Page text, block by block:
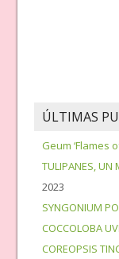
ÚLTIMAS
Geum ‘Flames
TULIPANES, UN
2023
SYNGONIUM
COCCOLOBA
COREOPSIS